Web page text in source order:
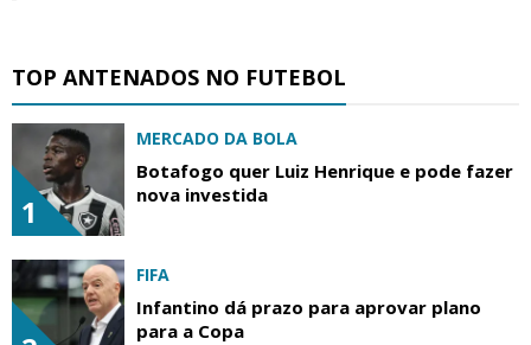
TOP ANTENADOS NO FUTEBOL
1
MERCADO DA BOLA
Botafogo quer Luiz Henrique e pode fazer
nova investida
FIFA
Infantino dá prazo para aprovar plano
para a Copa